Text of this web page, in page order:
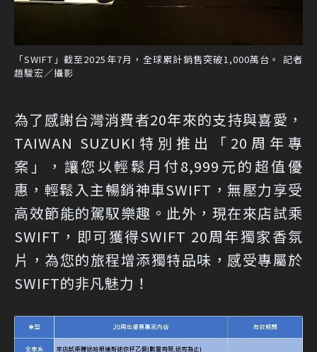
「SWIFT」截至2025年7月，全球累計銷售突破1,000萬台。 記者
趙駿宏／攝影
為了感謝台灣消費者20年來的支持與喜愛，
TAIWAN SUZUKI特別推出「20周年專
案」，讓您以輕鬆月付8,999元的超值優
惠，輕鬆入主暢銷神車SWIFT，無壓力享受
高效節能的駕馭樂趣。此外，現在來店試乘
SWIFT，即可獲得SWIFT 20周年獨家香氛
片，為您的旅程增添獨特品味，感受專屬於
SWIFT的非凡魅力！